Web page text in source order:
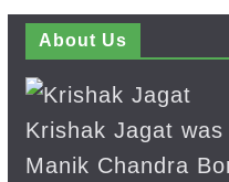
About Us
Krishak Jagat
Manik Chandra